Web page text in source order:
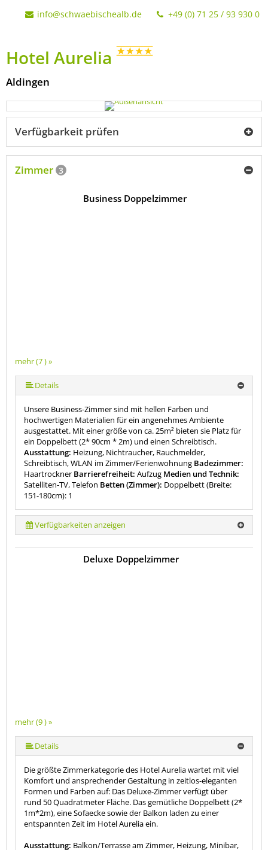
info@schwaebischealb.de +49 (0) 71 25 / 93 930 0
Hotel Aurelia
Aldingen
Verfügbarkeit prüfen
Zimmer 3
mehr (7 ) »
mehr (7 ) »
mehr (7 ) »
mehr (7 ) »
Business Doppelzimmer
Details
Unsere Business-Zimmer sind mit hellen Farben und
hochwertigen Materialien für ein angenehmes Ambiente
ausgestattet. Mit einer größe von ca. 25m² bieten sie Platz für
ein Doppelbett (2* 90cm * 2m) und einen Schreibtisch.
Ausstattung: Heizung, Nichtraucher, Rauchmelder,
Schreibtisch, WLAN im Zimmer/Ferienwohnung Badezimmer:
Haartrockner Barrierefreiheit: Aufzug Medien und Technik:
Satelliten-TV, Telefon Betten (Zimmer): Doppelbett (Breite:
151-180cm): 1
Verfügbarkeiten anzeigen
mehr (9 ) »
mehr (9 ) »
mehr (9 ) »
mehr (9 ) »
mehr (9 ) »
mehr (9 ) »
Deluxe Doppelzimmer
Details
Die größte Zimmerkategorie des Hotel Aurelia wartet mit viel
Komfort und ansprechender Gestaltung in zeitlos-eleganten
Formen und Farben auf: Das Deluxe-Zimmer verfügt über
rund 50 Quadratmeter Fläche. Das gemütliche Doppelbett (2*
1m*2m), eine Sofaecke sowie der Balkon laden zu einer
entspannten Zeit im Hotel Aurelia ein.
Ausstattung: Balkon/Terrasse am Zimmer, Heizung, Minibar,